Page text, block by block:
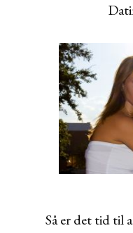
Så er det tid til